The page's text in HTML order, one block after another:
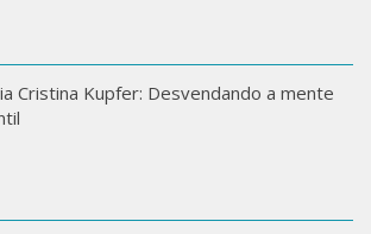
Cristina Kupfer: Desvendando a mente